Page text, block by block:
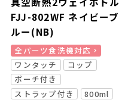
FJJ-802WF ネイビーブ
ルー(NB)
全パーツ食洗機対応
ワンタッチ
コップ
ポーチ付き
ストラップ付き
800ml